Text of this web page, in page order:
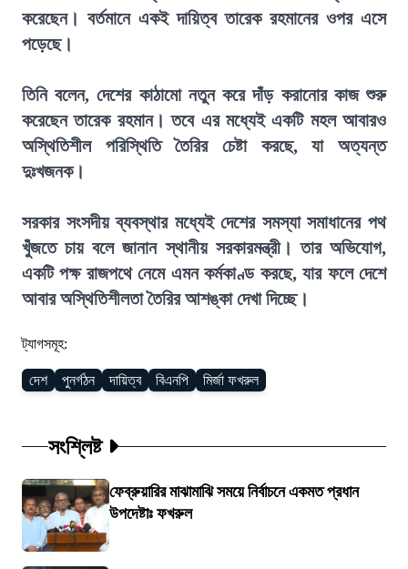
করেছেন। বর্তমানে একই দায়িত্ব তারেক রহমানের ওপর এসে
পড়েছে।
তিনি বলেন, দেশের কাঠামো নতুন করে দাঁড় করানোর কাজ শুরু
করেছেন তারেক রহমান। তবে এর মধ্যেই একটি মহল আবারও
অস্থিতিশীল পরিস্থিতি তৈরির চেষ্টা করছে, যা অত্যন্ত
দুঃখজনক।
সরকার সংসদীয় ব্যবস্থার মধ্যেই দেশের সমস্যা সমাধানের পথ
খুঁজতে চায় বলে জানান স্থানীয় সরকারমন্ত্রী। তার অভিযোগ,
একটি পক্ষ রাজপথে নেমে এমন কর্মকাণ্ড করছে, যার ফলে দেশে
আবার অস্থিতিশীলতা তৈরির আশঙ্কা দেখা দিচ্ছে।
ট্যাগসমূহ:
দেশ পুনর্গঠন দায়িত্ব বিএনপি মির্জা ফখরুল
সংশ্লিষ্ট
ফেব্রুয়ারির মাঝামাঝি সময়ে নির্বাচনে একমত প্রধান
উপদেষ্টাঃ ফখরুল